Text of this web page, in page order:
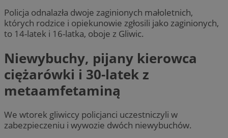
Policja odnalazła dwoje zaginionych małoletnich,
których rodzice i opiekunowie zgłosili jako zaginionych,
to 14-latek i 16-latka, oboje z Gliwic.
Niewybuchy, pijany kierowca
ciężarówki i 30-latek z
metaamfetaminą
We wtorek gliwiccy policjanci uczestniczyli w
zabezpieczeniu i wywozie dwóch niewybuchów.